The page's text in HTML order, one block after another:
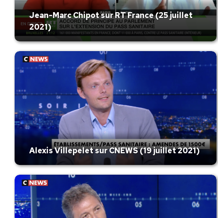
Jean-Marc Chipot sur RT France (25 juillet
2021)
Alexis Villepelet sur CNEWS (19 juillet 2021)